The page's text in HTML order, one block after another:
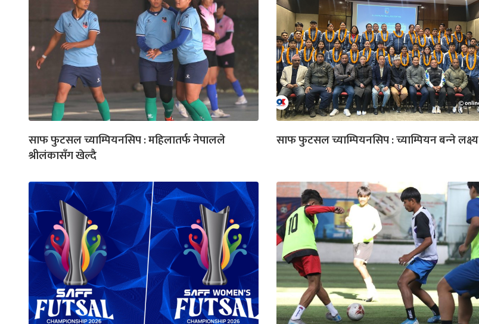
साफ फुटसल च्याम्पियनसिप : महिलातर्फ नेपालले
श्रीलंकासँग खेल्दै
साफ फुटसल च्याम्पियनसिप : च्याम्पियन बन्‍ने लक्ष्य